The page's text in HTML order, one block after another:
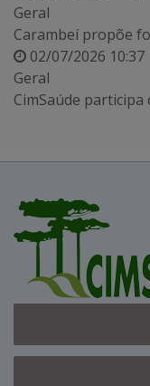
Geral
Carambeí propõe
02/07/2026 10:37
Geral
CimSaúde